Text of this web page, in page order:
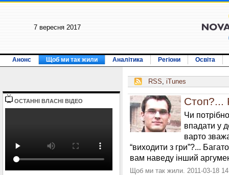
7 вересня 2017
Анонс Щоб ми так жили Аналітика Регіони Освіта
ОСТАННI ВЛАСНI ВIДЕО
RSS, iTunes
Стоп?...
Чи
впадати у
варто
“виходити з гри”?...
вам наведу інший
Щоб ми так жили. 2011-03-18